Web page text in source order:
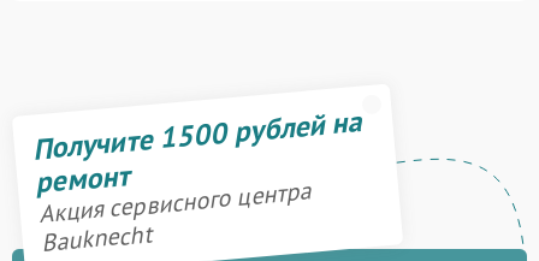
Получите 1500 рублей на
ремонт
Акция сервисного центра
Bauknecht